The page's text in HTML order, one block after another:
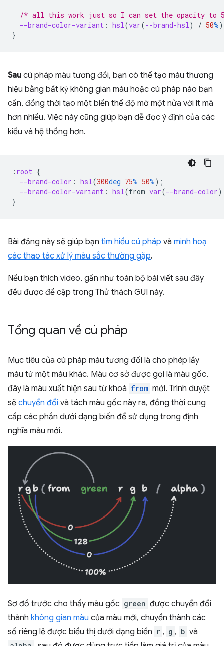
/* all this work just so I can set the opacity to
--brand-color-variant : hsl(var(--brand-hsl) / 50%
}
Sau cú pháp màu tương đối, bạn có thể tạo màu thương
hiệu bằng bất kỳ không gian màu hoặc cú pháp nào bạn
cần, đồng thời tạo một biến thể độ mờ một nửa với ít mã
hơn nhiều. Việc này cũng giúp bạn dễ đọc ý định của các
kiểu và hệ thống hơn.
: root {
--brand-color : hsl(300deg 75% 50%);
--brand-color-variant : hsl(from var(--brand-color)
}
Bài đăng này sẽ giúp bạn tìm hiểu cú pháp và minh hoạ
các thao tác xử lý màu sắc thường gặp.
Nếu bạn thích video, gần như toàn bộ bài viết sau đây
đều được đề cập trong Thử thách GUI này.
Tổng quan về cú pháp
Mục tiêu của cú pháp màu tương đối là cho phép lấy
màu từ một màu khác. Màu cơ sở được gọi là màu gốc,
đây là màu xuất hiện sau từ khoá from mới. Trình duyệt
sẽ chuyển đổi và tách màu gốc này ra, đồng thời cung
cấp các phần dưới dạng biến để sử dụng trong định
nghĩa màu mới.
Sơ đồ trước cho thấy màu gốc green được chuyển đổi
thành không gian màu của màu mới, chuyển thành các
số riêng lẻ được biểu thị dưới dạng biến r , g , b và